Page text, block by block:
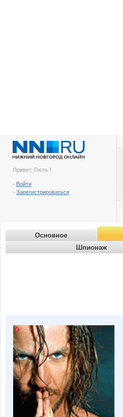
Привет, Гость !
- Войти
- Зарегистрироваться
Основное
Шпионаж